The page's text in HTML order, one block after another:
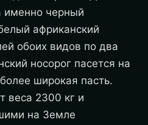
именно черный
африканский
обоих видов по два
носорог пасется на
широкая пасть.
веса 2300 кг и
на Земле